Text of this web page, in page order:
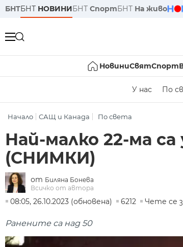
БНТБНТ НОВИНИБНТ СпортБНТ На живо
НовиниСвятСпорт
У нас По
Начало САЩ и Канада По света
Най-малко 22-ма
(СНИМКИ)
от Биляна Бонева
Всичко от автора
08:05, 26.10.2023 (обновена)
6212 Чете се
Ранените са над 50